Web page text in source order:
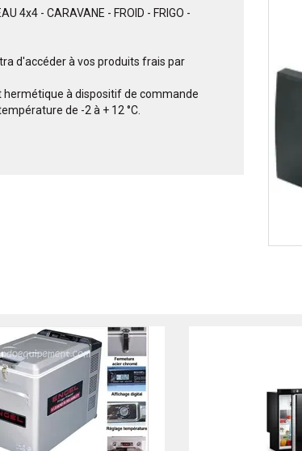
4x4 - CARAVANE - FROID - FRIGO -
d'accéder à vos produits frais par
hermétique à dispositif de commande
de -2 à + 12 °C.